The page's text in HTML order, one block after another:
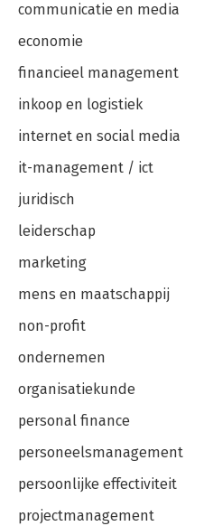
communicatie en media
economie
financieel management
inkoop en logistiek
internet en social media
it-management / ict
juridisch
leiderschap
marketing
mens en maatschappij
non-profit
ondernemen
organisatiekunde
personal finance
personeelsmanagement
persoonlijke effectiviteit
projectmanagement